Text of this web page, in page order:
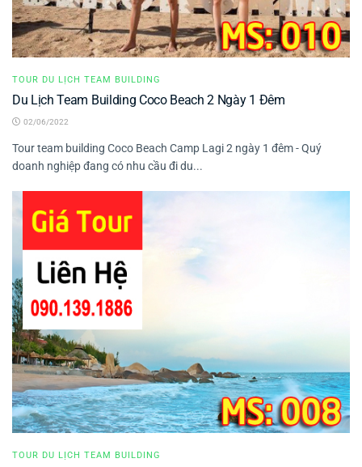
TOUR DU LỊCH TEAM BUILDING
Du Lịch Team Building Coco Beach 2 Ngày 1 Đêm
02/06/2022
Tour team building Coco Beach Camp Lagi 2 ngày 1 đêm - Quý
doanh nghiệp đang có nhu cầu đi du...
TOUR DU LỊCH TEAM BUILDING